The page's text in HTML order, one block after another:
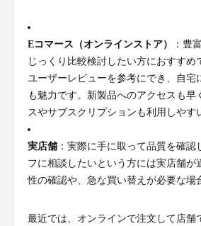
Eコマース（オンラインストア）
：豊
じっくり比較検討したい方におすすめ
ユーザーレビューを参考にでき、自宅
も魅力です。新製品へのアクセスも早
スやサブスクリプションも利用しやす
実店舗：実際に手に取って品質を確認
フに相談したいという方には実店舗が
性の確認や、急な買い替えが必要な場
最近では、オンラインで注文して店舗